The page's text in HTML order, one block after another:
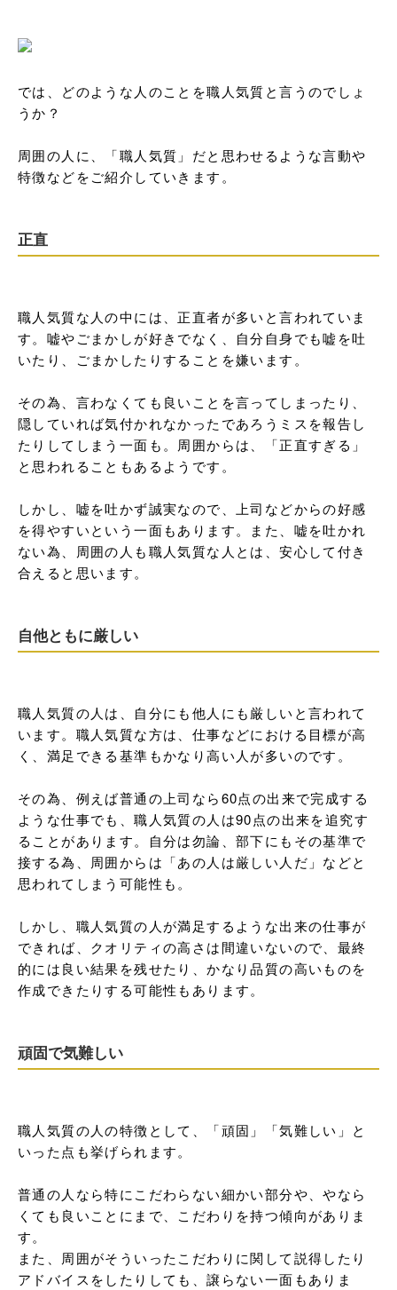
では、どのような人のことを職人気質と言うのでしょ
うか？
周囲の人に、「職人気質」だと思わせるような言動や
特徴などをご紹介していきます。
正直
職人気質な人の中には、正直者が多いと言われていま
す。嘘やごまかしが好きでなく、自分自身でも嘘を吐
いたり、ごまかしたりすることを嫌います。
その為、言わなくても良いことを言ってしまったり、
隠していれば気付かれなかったであろうミスを報告し
たりしてしまう一面も。周囲からは、「正直すぎる」
と思われることもあるようです。
しかし、嘘を吐かず誠実なので、上司などからの好感
を得やすいという一面もあります。また、嘘を吐かれ
ない為、周囲の人も職人気質な人とは、安心して付き
合えると思います。
自他ともに厳しい
職人気質の人は、自分にも他人にも厳しいと言われて
います。職人気質な方は、仕事などにおける目標が高
く、満足できる基準もかなり高い人が多いのです。
その為、例えば普通の上司なら60点の出来で完成する
ような仕事でも、職人気質の人は90点の出来を追究す
ることがあります。自分は勿論、部下にもその基準で
接する為、周囲からは「あの人は厳しい人だ」などと
思われてしまう可能性も。
しかし、職人気質の人が満足するような出来の仕事が
できれば、クオリティの高さは間違いないので、最終
的には良い結果を残せたり、かなり品質の高いものを
作成できたりする可能性もあります。
頑固で気難しい
職人気質の人の特徴として、「頑固」「気難しい」と
いった点も挙げられます。
普通の人なら特にこだわらない細かい部分や、やなら
くても良いことにまで、こだわりを持つ傾向がありま
す。
また、周囲がそういったこだわりに関して説得したり
アドバイスをしたりしても、譲らない一面もありま